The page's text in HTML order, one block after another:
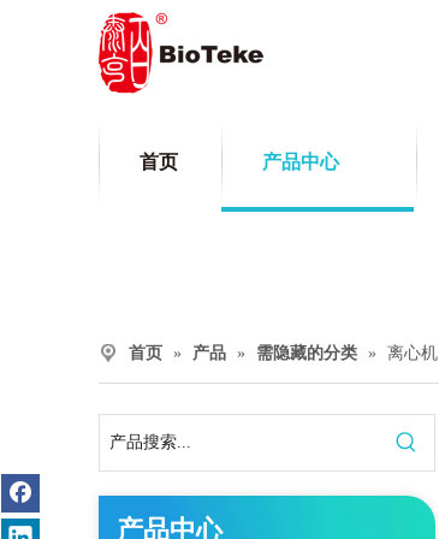
首页 产品中心
首页 » 产品 » 需隐藏的分类 » 离心机
产品中心